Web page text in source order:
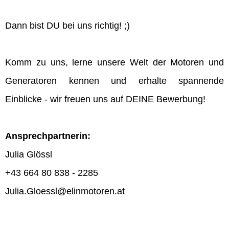
Dann bist DU bei uns richtig! ;)
Komm zu uns, lerne unsere Welt der Motoren und
Generatoren kennen und erhalte spannende
Einblicke - wir freuen uns auf DEINE Bewerbung!
Ansprechpartnerin:
Julia Glössl
+43 664 80 838 - 2285
Julia.Gloessl@elinmotoren.at